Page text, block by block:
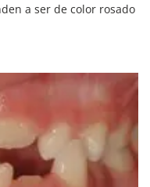
a ser de color rosado